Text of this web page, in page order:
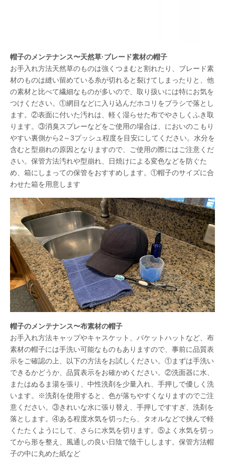
帽子のメンテナンス〜天然草·ブレード素材の帽子
お手入れ方法天然草のものは強くつまむと割れたり、ブレード素
材のものは縫い留めている糸が切れると裂けてしまったりと、他
の素材と比べて繊細なものが多いので、取り扱いには特にお気を
つけください。①網目などに入り込んだホコリをブラシで落とし
ます。②表面に付いた汚れは、軽く湿らせた布でやさしくふき取
ります。③消臭スプレーなどをご使用の場合は、においのこもり
やすい裏側から2～3プッシュ程度を目安にしてください。水分を
含むと型崩れの原因となりますので、ご使用の際にはご注意くだ
さい。保管方法汚れや型崩れ、日焼けによる変色などを防ぐた
め、箱にしまっての保管をおすすめします。①帽子のサイズに合
わせた箱を用意します
帽子のメンテナンス〜布素材の帽子
お手入れ方法キャップやキャスケット、バケットハットなど、布
素材の帽子には手洗い可能なものもありますので、事前に品質表
示をご確認の上、以下の方法をお試しください。①まずは手洗い
できるかどうか、品質表示をお確かめください。②洗面器に水、
またはぬるま湯を張り、中性洗剤を少量入れ、手押しで優しく洗
います。※洗剤を使用すると、色が落ちやすくなりますのでご注
意ください。③きれいな水に張り替え、手押しですすぎ、洗剤を
落とします。④ある程度水気を切ったら、タオルなどで挟んで軽
くたたくようにして、さらに水気を切ります。⑤よく水気を切っ
てから形を整え、風通しの良い日陰で陰干しします。保管方法帽
子の中に丸めた紙など